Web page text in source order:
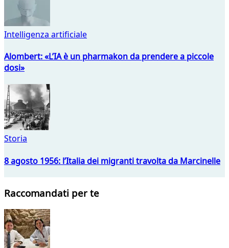
Intelligenza artificiale
Alombert: «L’IA è un pharmakon da prendere a piccole
dosi»
Storia
8 agosto 1956: l’Italia dei migranti travolta da Marcinelle
Raccomandati per te